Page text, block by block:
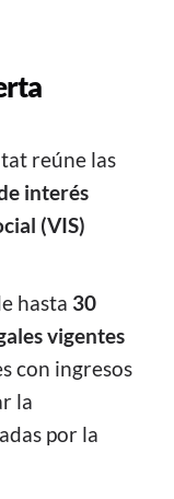
reúne las
interés
(VIS)
hasta 30
vigentes
con ingresos
la
por la